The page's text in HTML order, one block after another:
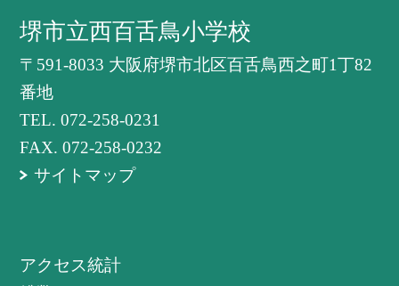
堺市立西百舌鳥小学校
〒591-8033 大阪府堺市北区百舌鳥西之町1丁82
番地
TEL.072-258-0231
FAX. 072-258-0232
サイトマップ
アクセス統計